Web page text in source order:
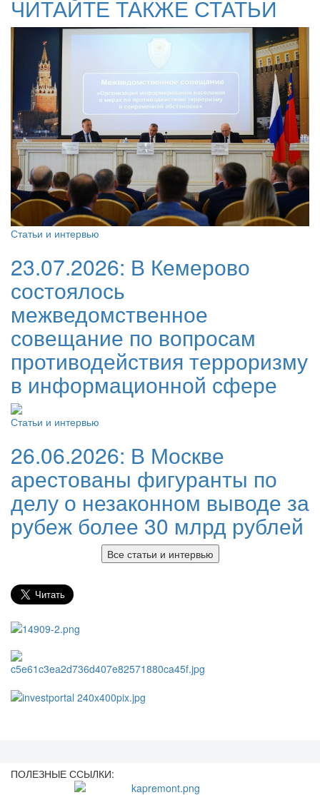
ЧИТАЙТЕ ТАКЖЕ СТАТЬИ
Статьи и интервью
23.07.2026: В Кемерово
состоялось
межведомственное
совещание по вопросам
противодействия терроризму
в информационной сфере
Статьи и интервью
26.06.2026: В Москве
арестованы фигуранты по
делу о незаконном выводе за
рубеж более 30 млрд рублей
Все статьи и интервью
ПОЛЕЗНЫЕ ССЫЛКИ: